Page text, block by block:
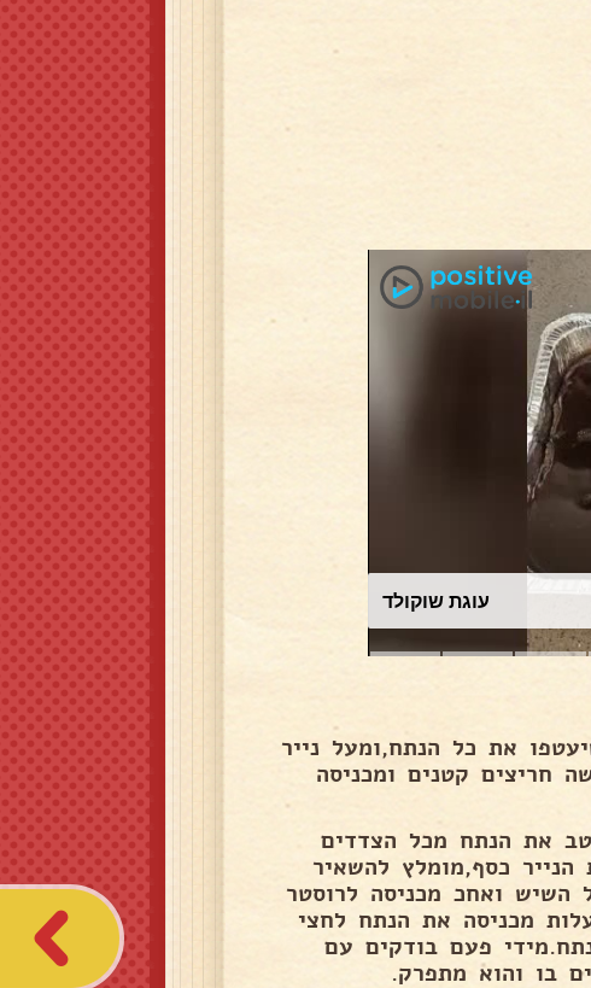
עוגת שוקולד
כסף בגודל שיעטפו את כל הנתח,ומעל נייר
חריצים קטנים ומכניסה
את הנתח מכל הצדדים
כסף,מומלץ להשאיר
השיש ואחכ מכניסה לרוסטר
תבנית שמיועדת לתנור,מחממת תנור ל200 מעלות מכניסה את הנתח לחצי
תלוי בגודל הנתח.מידי פעם בודקים עם
בו והוא מתפרק.